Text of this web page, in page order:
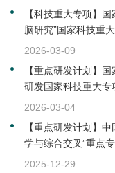
【科技重大专项】
脑研究”国家科技重
2026-03-09
【重点研发计划】
研发国家科技重大
2026-03-04
【重点研发计划】
学与综合交叉”重点
2025-12-29